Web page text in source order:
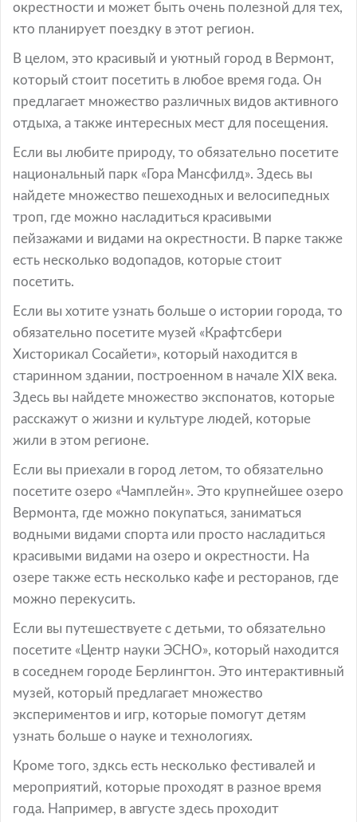
окрестности и может быть очень полезной для тех,
кто планирует поездку в этот регион.
В целом, это красивый и уютный город в Вермонт,
который стоит посетить в любое время года. Он
предлагает множество различных видов активного
отдыха, а также интересных мест для посещения.
Если вы любите природу, то обязательно посетите
национальный парк «Гора Мансфилд». Здесь вы
найдете множество пешеходных и велосипедных
троп, где можно насладиться красивыми
пейзажами и видами на окрестности. В парке также
есть несколько водопадов, которые стоит
посетить.
Если вы хотите узнать больше о истории города, то
обязательно посетите музей «Крафтсбери
Хисторикал Сосайети», который находится в
старинном здании, построенном в начале XIX века.
Здесь вы найдете множество экспонатов, которые
расскажут о жизни и культуре людей, которые
жили в этом регионе.
Если вы приехали в город летом, то обязательно
посетите озеро «Чамплейн». Это крупнейшее озеро
Вермонта, где можно покупаться, заниматься
водными видами спорта или просто насладиться
красивыми видами на озеро и окрестности. На
озере также есть несколько кафе и ресторанов, где
можно перекусить.
Если вы путешествуете с детьми, то обязательно
посетите «Центр науки ЭCHO», который находится
в соседнем городе Берлингтон. Это интерактивный
музей, который предлагает множество
экспериментов и игр, которые помогут детям
узнать больше о науке и технологиях.
Кроме того, здксь есть несколько фестивалей и
мероприятий, которые проходят в разное время
года. Например, в августе здесь проходит